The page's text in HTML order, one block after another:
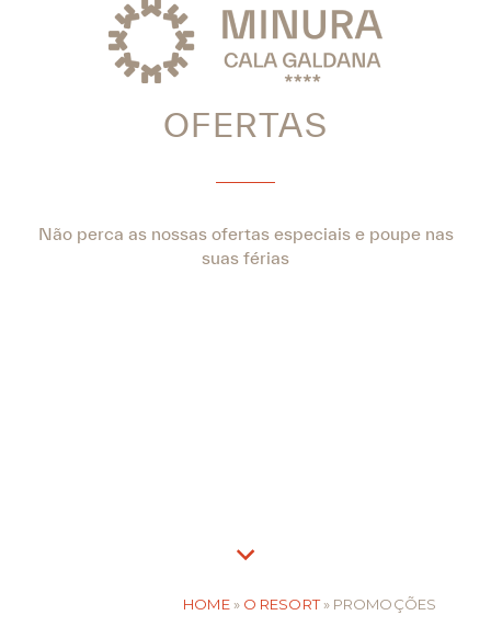
OFERTAS
Não perca as nossas ofertas especiais e poupe nas
suas férias
HOME» O RESORT» PROMOÇÕES